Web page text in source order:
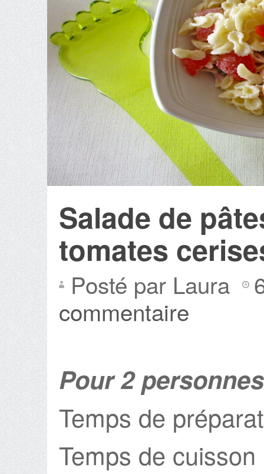
Salade de
tomates
Posté par Laura
commentaire
Pour 2 personnes
Temps de
Temps de